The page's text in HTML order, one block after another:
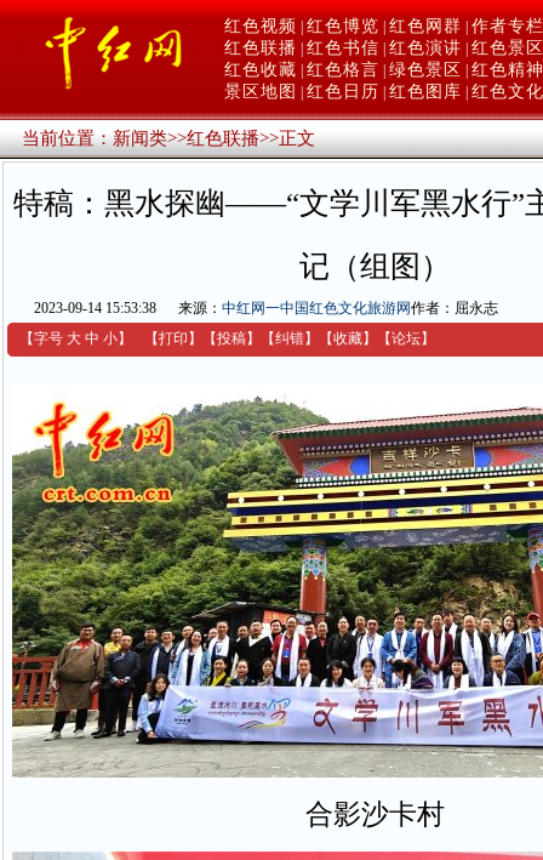
红色视频 红色博览 红色网群 作者专栏
红色联播 红色书信 红色演讲 红色景区
红色收藏 红色格言 绿色景区
红色精神
景区地图
红色日历 红色图库 红色文化
当前位置：新闻类>>红色联播>>正文
特稿：黑水探幽——“文学川军黑水行”
记（组图）
2023-09-14 15:53:38 来源： 中红网一中国红色文化旅游网作者：屈永志
【字号 大 中 小】 【打印 】 【投稿】 【纠错】 【收藏】 【论坛】
合影沙卡村